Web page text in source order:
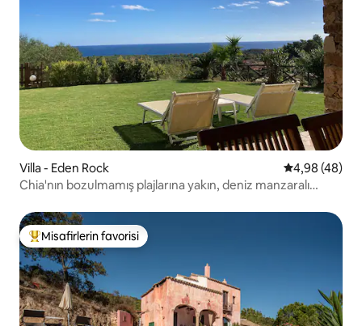
Villa - Eden Rock 5 üzerinden
4,98 (48)
Chia'nın bozulmamış plajlarına yakın, deniz manzaralı
Misafirlerin favorilerinden en beğenilenler arasında
Misafirlerin favorisi